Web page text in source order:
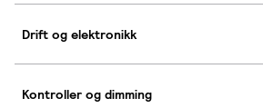
Drift og elektronikk
Kontroller og dimming